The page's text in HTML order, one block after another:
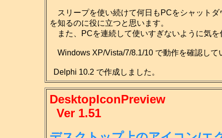
スリープを使い続けて何日もPCをシャット
を知るのに役に立つと思います。
また、PCを連続して使いすぎないように気
Windows XP/Vista/7/8.1/10 で動作を確認して
Delphi 10.2 で作成しました。
DesktopIconPreview
Ver 1.51